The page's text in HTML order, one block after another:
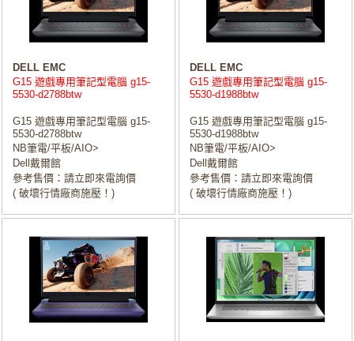
DELL EMC
G15 遊戲專用筆記型電腦 g15-
5530-d2788btw
G15 遊戲專用筆記型電腦 g15-
5530-d2788btw
NB筆電/平板/AIO>
Dell戴爾館
參考售價：請立即來電詢價
( 破壞行情廠商施壓！)
DELL EMC
G15 遊戲專用筆記型電腦 g15-
5530-d1988btw
G15 遊戲專用筆記型電腦 g15-
5530-d1988btw
NB筆電/平板/AIO>
Dell戴爾館
參考售價：請立即來電詢價
( 破壞行情廠商施壓！)